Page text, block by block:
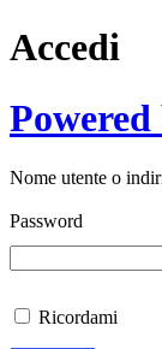
Accedi
Nome utente o
Password
Ricordami